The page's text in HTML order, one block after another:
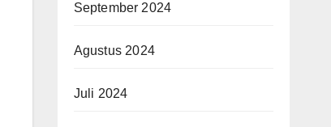
September 2024
Agustus 2024
Juli 2024